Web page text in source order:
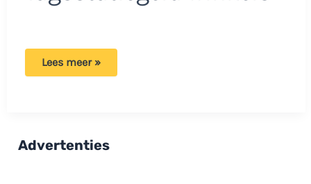
Wees
open
van
Lees meer »
Advertenties